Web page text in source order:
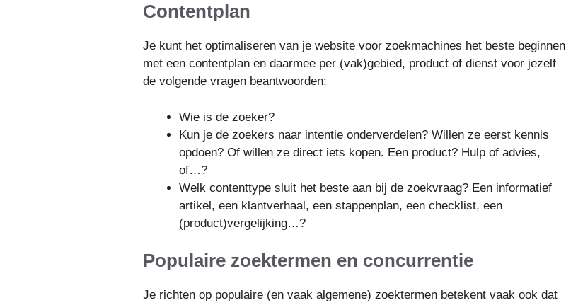
Contentplan
Je kunt het optimaliseren van je website voor zoekmachines het beste beginnen
met een contentplan en daarmee per (vak)gebied, product of dienst voor jezelf
de volgende vragen beantwoorden:
Wie is de zoeker?
Kun je de zoekers naar intentie onderverdelen? Willen ze eerst kennis
opdoen? Of willen ze direct iets kopen. Een product? Hulp of advies,
of…?
Welk contenttype sluit het beste aan bij de zoekvraag? Een informatief
artikel, een klantverhaal, een stappenplan, een checklist, een
(product)vergelijking…?
Populaire zoektermen en concurrentie
Je richten op populaire (en vaak algemene) zoektermen betekent vaak ook dat